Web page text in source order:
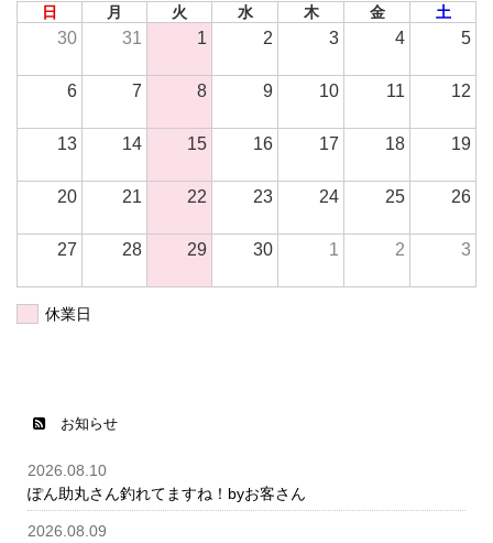
日 月 火 水 木 金 土
30 31 1 2 3 4 5
6 7 8 9 10 11 12
13 14 15 16 17 18 19
20 21 22 23 24 25 26
27 28 29 30 1 2 3
休業日
お知らせ
2026.08.10
ぽん助丸さん釣れてますね！byお客さん
2026.08.09